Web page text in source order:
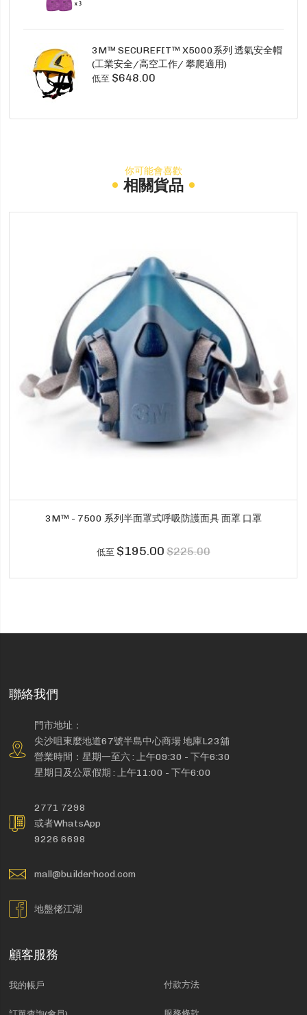
3M™ SECUREFIT™ X5000系列 透氣安全帽
(工業安全/高空工作/ 攀爬適用)
低至 $648.00
你可能會喜歡
相關貨品
3M™ - 7500 系列半面罩式呼吸防護面具 面罩 口罩
低至 $195.00 $225.00
聯絡我們
門市地址：
尖沙咀東麼地道67號半島中心商場 地庫L23舖
營業時間：星期一至六 : 上午09:30 - 下午6:30
星期日及公眾假期 : 上午11:00 - 下午6:00
2771 7298
或者WhatsApp
9226 6698
mall@builderhood.com
地盤佬江湖
顧客服務
我的帳戶 付款方法